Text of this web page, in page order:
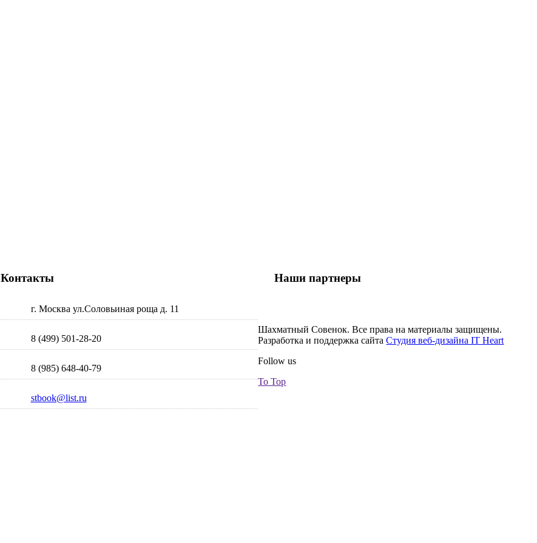
Контакты
г. Москва ул.Соловьиная роща д. 11
8 (499) 501-28-20
8 (985) 648-40-79
stbook@list.ru
Наши партнеры
Шахматный Совенок. Все права на материалы защищены.
Разработка и поддержка сайтаСтудия веб-дизайна IT Heart
Follow us
To Top